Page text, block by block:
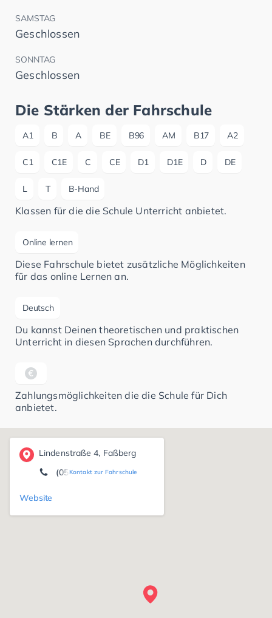
SAMSTAG
Geschlossen
SONNTAG
Geschlossen
Die Stärken der Fahrschule
A1 B A BE B96 AM B17 A2
C1 C1E C CE D1 D1E D DE
L T B-Hand
Klassen für die die Schule Unterricht anbietet.
Online lernen
Diese Fahrschule bietet zusätzliche Möglichkeiten
für das online Lernen an.
Deutsch
Du kannst Deinen theoretischen und praktischen
Unterricht in diesen Sprachen durchführen.
Zahlungsmöglichkeiten die die Schule für Dich
anbietet.
Lindenstraße 4, Faßberg
Kontakt zur Fahrschule
(05055) 83 71
Website